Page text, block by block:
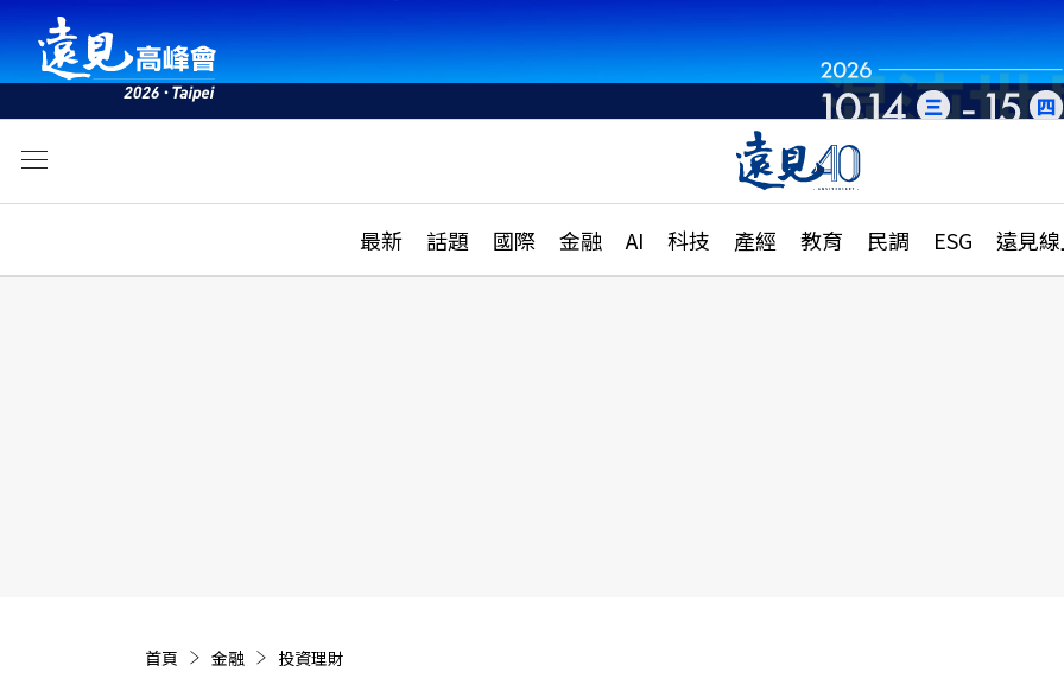
最新 話題 國際 金融 AI 科技 產經 教育 民調 ESG 遠見
活動
話題
國際
特輯
大學升學、職涯攻略
縣市施政調查全解析
首頁 金融 投資理財